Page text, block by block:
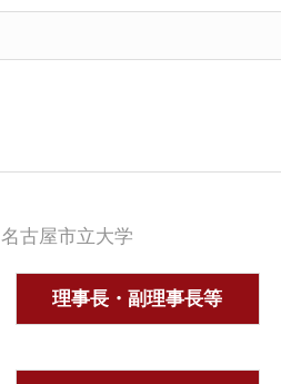
名古屋市立大学
理事長・副理事長等